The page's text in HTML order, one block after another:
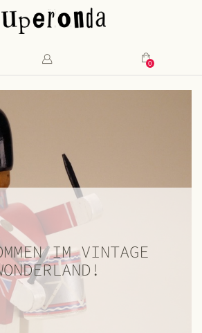
Mein
IM VINTAGE